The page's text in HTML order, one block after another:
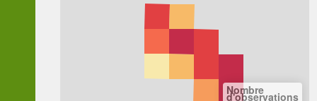
Nombre
d'observations